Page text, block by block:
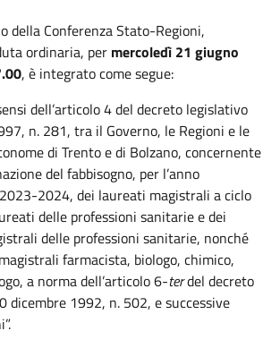
della Conferenza Stato-Regioni,
ordinaria, per mercoledì 21 giugno
, è integrato come segue:
dell’articolo 4 del decreto legislativo
n. 281, tra il Governo, le Regioni e le
di Trento e di Bolzano, concernente
del fabbisogno, per l’anno
2024, dei laureati magistrali a ciclo
delle professioni sanitarie e dei
delle professioni sanitarie, nonché
farmacista, biologo, chimico,
a norma dell’articolo 6-terdel decreto
dicembre 1992, n. 502, e successive